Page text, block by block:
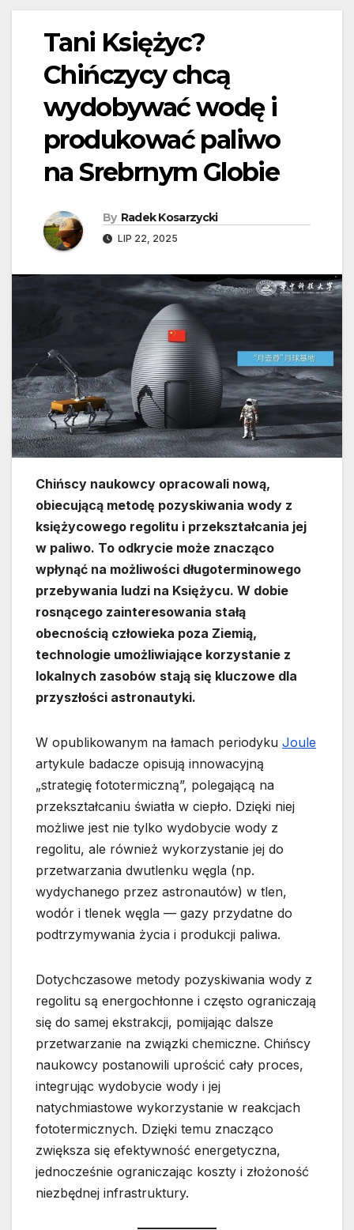
Tani Księżyc?
Chińczycy chcą
wydobywać wodę i
produkować paliwo
na Srebrnym Globie
By Radek Kosarzycki
LIP 22, 2025
Chińscy naukowcy opracowali nową,
obiecującą metodę pozyskiwania wody z
księżycowego regolitu i przekształcania jej
w paliwo. To odkrycie może znacząco
wpłynąć na możliwości długoterminowego
przebywania ludzi na Księżycu. W dobie
rosnącego zainteresowania stałą
obecnością człowieka poza Ziemią,
technologie umożliwiające korzystanie z
lokalnych zasobów stają się kluczowe dla
przyszłości astronautyki.
W opublikowanym na łamach periodyku Joule
artykule badacze opisują innowacyjną
„strategię fototermiczną”, polegającą na
przekształcaniu światła w ciepło. Dzięki niej
możliwe jest nie tylko wydobycie wody z
regolitu, ale również wykorzystanie jej do
przetwarzania dwutlenku węgla (np.
wydychanego przez astronautów) w tlen,
wodór i tlenek węgla — gazy przydatne do
podtrzymywania życia i produkcji paliwa.
Dotychczasowe metody pozyskiwania wody z
regolitu są energochłonne i często ograniczają
się do samej ekstrakcji, pomijając dalsze
przetwarzanie na związki chemiczne. Chińscy
naukowcy postanowili uprościć cały proces,
integrując wydobycie wody i jej
natychmiastowe wykorzystanie w reakcjach
fototermicznych. Dzięki temu znacząco
zwiększa się efektywność energetyczna,
jednocześnie ograniczając koszty i złożoność
niezbędnej infrastruktury.